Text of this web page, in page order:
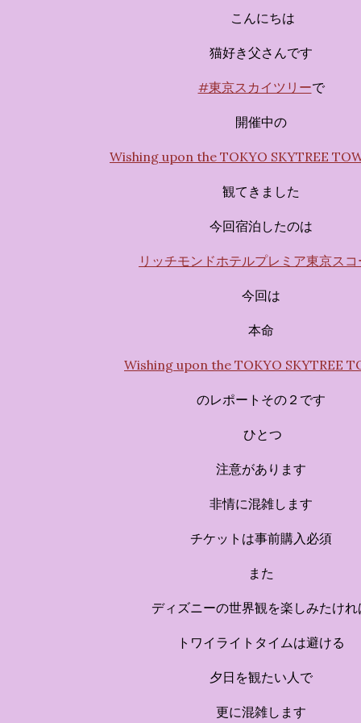
かなエントランスロビー
ホテルに滞在するかのよ
迎えてくれます。 幻想的
ちたガーデンや、美しい
の隣に座れるエリア）な
広がります。 🛌 2. 個性
クターたちがそれぞれの“
こんにちは
猫好き父さんです
#東京スカイツリーで
開催中の
Wishing upon the TOKYO SKYTREE
観てきました
今回宿泊したのは
リッチモンドホテルプレミア東京スコ
今回は
本命
Wishing upon the TOKYO SKYTREE
のレポートその２です
ひとつ
注意があります
非情に混雑します
チケットは事前購入必須
また
ディズニーの世界観を楽しみたけれ
トワイライトタイムは避ける
夕日を観たい人で
更に混雑します